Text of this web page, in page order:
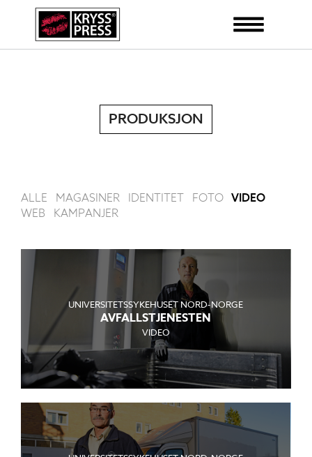
PRODUKSJON
ALLE MAGASINER IDENTITET FOTO VIDEO
WEB KAMPANJER
UNIVERSITETSSYKEHUSET NORD-NORGE
AVFALLSTJENESTEN
VIDEO